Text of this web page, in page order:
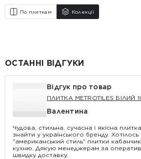
По плиткам Колекції
ОСТАННІ ВІДГУКИ
Відгук про товар
ПЛИТКА METROTILES БІЛИЙ
Валентина
Чудова, стильна, сучасна і якісна
знайти у українського бренду. Хотілось
"американський стиль" плитки
кухню. Дякую менеджерам за
швидку доставку.